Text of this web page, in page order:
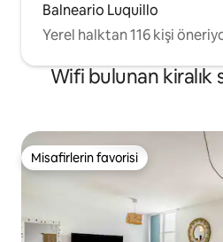
Balneario Luquillo
Yerel halktan 116 kişi
Wifi bulunan kiralık
Misafirlerin favorisi
Misafirlerin favorisi